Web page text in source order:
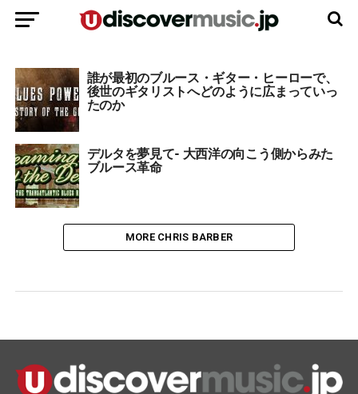
誰が最初のブルース・ギター・ヒーローで、
後世のギタリストへどのように広まっていっ
たのか
デルタを夢見て- 大西洋の向こう側からみた
ブルース革命
MORE CHRIS BARBER